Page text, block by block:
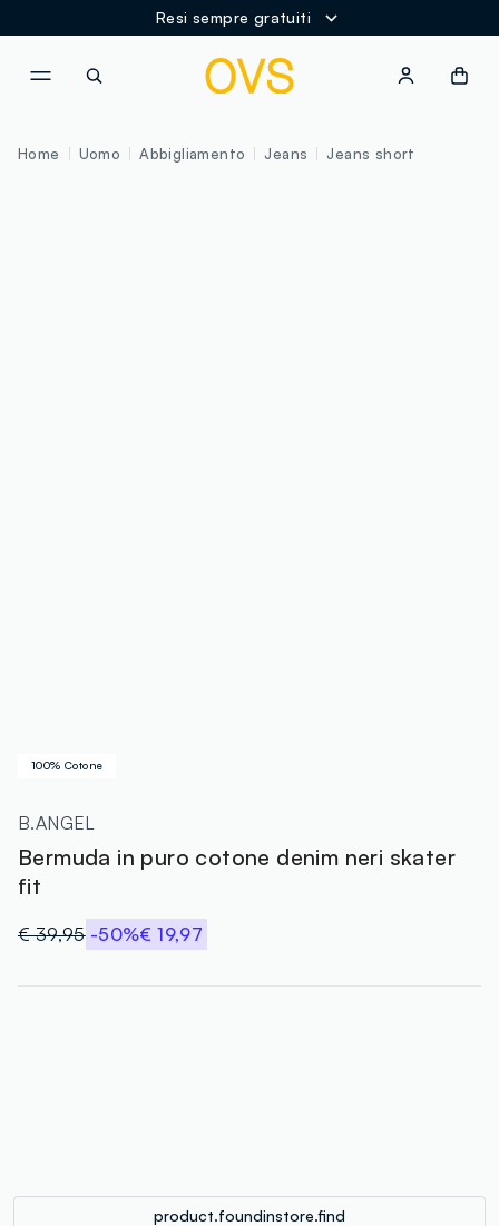
Resi sempre gratuiti
100% Cotone
Home Uomo Abbigliamento Jeans Jeans short
B.ANGEL
Bermuda in puro cotone denim neri skater
fit
€ 39,95 -50%€ 19,97
product.foundinstore.find